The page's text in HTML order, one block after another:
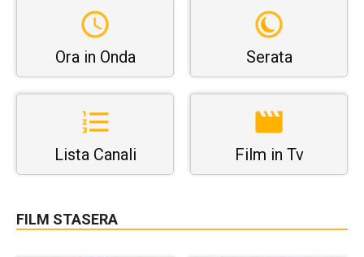
Ora in Onda Serata
Lista Canali Film in Tv
FILM STASERA